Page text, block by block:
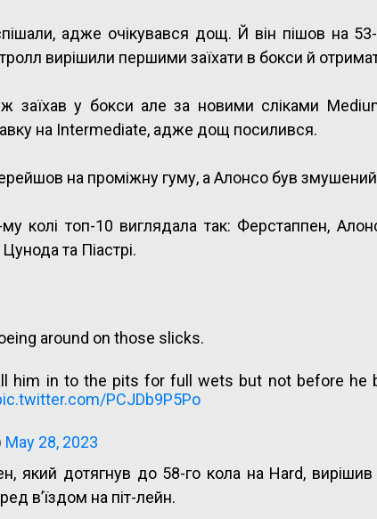
адже очікувався дощ. Й він пішов на
вирішили першими заїхати в бокси й
заїхав у бокси але за новими сліками
на Intermediate, адже дощ посилився.
на проміжну гуму, а Алонсо був змушений
колі топ-10 виглядала так: Ферстаппен,
та Піастрі.
around on those slicks.
him in to the pits for full wets but not before he
PCJDb9P5Po
May 28, 2023
який дотягнув до 58-го кола на Hard,
в’їздом на піт-лейн.